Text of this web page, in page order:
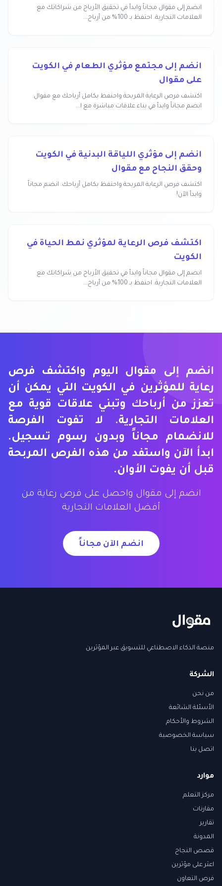
انضم إلى مقوال مجاناً وابدأ في تحقيق الأرباح من شراكاتك مع
العلامات التجارية. احتفظ بـ 100% من أرباح...
انضم إلى مجتمع مؤثري الطعام في الكويت
على مقوال
اكتشف فرص الرعاية المربحة واحتفظ بكامل أرباحك مع مقوال.
انضم مجاناً وابدأ في بناء علاقات مباشرة مع ا...
انضم إلى مؤثري اللياقة البدنية في الكويت
وحقق النجاح مع مقوال
اكتشف فرص الرعاية المربحة واحتفظ بكامل أرباحك. انضم مجاناً
وابدأ الآن!
اكتشف فرص الرعاية لمؤثري نمط الحياة في
الكويت
انضم إلى مقوال مجاناً وابدأ في تحقيق الأرباح من شراكاتك مع
العلامات التجارية. احتفظ بـ 100% من أرباح...
انضم إلى مقوال اليوم واكتشف فرص
رعاية للمؤثرين في الكويت التي يمكن أن
تعزز من أرباحك وتبني علاقات قوية مع
العلامات التجارية. لا تفوت الفرصة
للانضمام مجاناً وبدون رسوم تسجيل.
ابدأ الآن واستفد من هذه الفرص المربحة
قبل أن يفوت الأوان.
انضم إلى مقوال واحصل على فرص رعاية من
أفضل العلامات التجارية
انضم الآن مجاناً
منصة الذكاء الاصطناعي للتسويق عبر المؤثرين
الشركة
من نحن
الأسئلة الشائعة
الشروط والأحكام
سياسة الخصوصية
اتصل بنا
موارد
مركز التعلم
مقارنات
تقارير
المدونة
قصص النجاح
اعثر على مؤثرين
فرص التعاون